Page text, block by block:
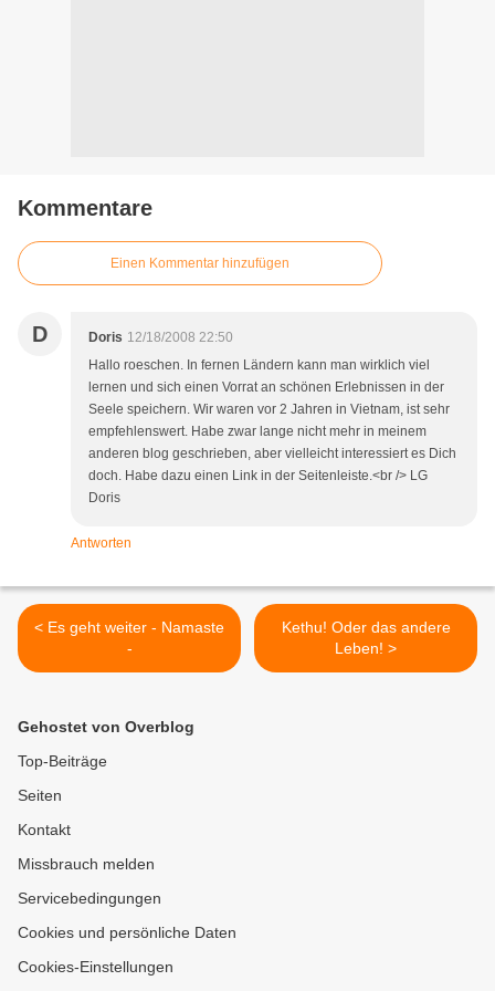
Kommentare
Einen Kommentar hinzufügen
D Doris 12/18/2008 22:50
Hallo roeschen. In fernen Ländern kann man wirklich viel
lernen und sich einen Vorrat an schönen Erlebnissen in der
Seele speichern. Wir waren vor 2 Jahren in Vietnam, ist sehr
empfehlenswert. Habe zwar lange nicht mehr in meinem
anderen blog geschrieben, aber vielleicht interessiert es Dich
doch. Habe dazu einen Link in der Seitenleiste.<br /> LG
Doris
Antworten
< Es geht weiter - Namaste
-
Kethu! Oder das andere
Leben! >
Gehostet von Overblog
Top-Beiträge
Seiten
Kontakt
Missbrauch melden
Servicebedingungen
Cookies und persönliche Daten
Cookies-Einstellungen